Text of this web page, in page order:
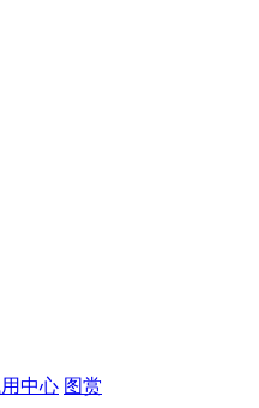
中心 图赏